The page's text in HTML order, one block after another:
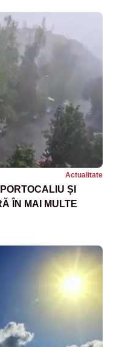
Actualitate
ȘI
ÎN MAI MULTE